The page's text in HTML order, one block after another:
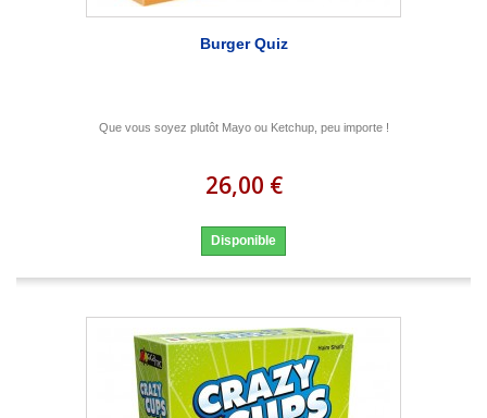
Burger Quiz
Que vous soyez plutôt Mayo ou Ketchup, peu importe !
26,00 €
Disponible